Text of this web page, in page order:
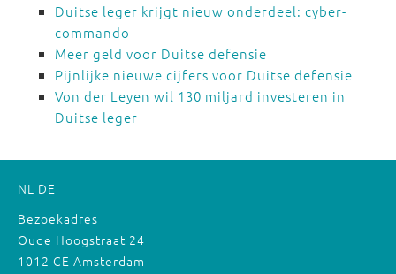
Duitse leger krijgt nieuw onderdeel: cyber-
commando
Meer geld voor Duitse defensie
Pijnlijke nieuwe cijfers voor Duitse defensie
Von der Leyen wil 130 miljard investeren in
Duitse leger
NL DE
Bezoekadres
Oude Hoogstraat 24
1012 CE Amsterdam